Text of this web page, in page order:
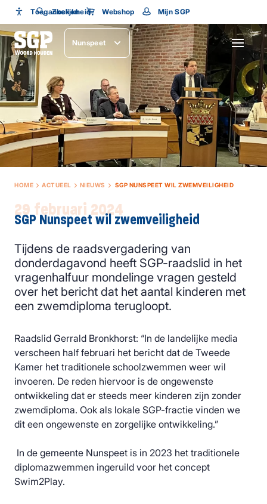
Toegankelijkheid
Toegankelijkheid
Lettergrootte
Zoeken Webshop Mijn SGP
Nunspeet SLUITEN
HOME ACTUEEL NIEUWS SGP NUNSPEET WIL ZWEMVEILIGHEID
29 februari 2024
SGP Nunspeet wil zwemveiligheid
Tijdens de raadsvergadering van
donderdagavond heeft SGP-raadslid in het
vragenhalfuur mondelinge vragen gesteld
over het bericht dat het aantal kinderen met
een zwemdiploma terugloopt.
Raadslid Gerrald Bronkhorst: “In de landelijke media
verscheen half februari het bericht dat de Tweede
Kamer het traditionele schoolzwemmen weer wil
invoeren. De reden hiervoor is de ongewenste
ontwikkeling dat er steeds meer kinderen zijn zonder
zwemdiploma. Ook als lokale SGP-fractie vinden we
dit een ongewenste en zorgelijke ontwikkeling.”
In de gemeente Nunspeet is in 2023 het traditionele
diplomazwemmen ingeruild voor het concept
Swim2Play.